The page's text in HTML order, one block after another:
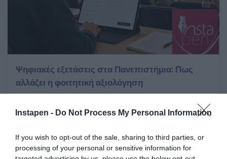
Instapen - Do Not Process My Personal Information
If you wish to opt-out of the sale, sharing to third parties, or
processing of your personal or sensitive information for
Ψηφιακές εξετάσεις στα Πανεπιστήμια: Πως
αλλάζει η φοιτητική αξιολόγηση